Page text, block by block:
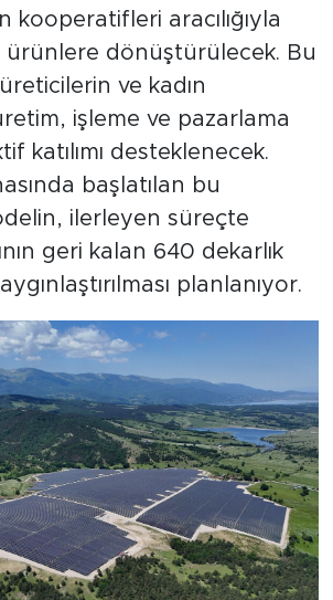
kooperatifleri aracılığıyla
ürünlere dönüştürülecek. Bu
ve kadın
işleme ve pazarlama
katılımı desteklenecek.
başlatılan bu
ilerleyen süreçte
geri kalan 640 dekarlık
planlanıyor.